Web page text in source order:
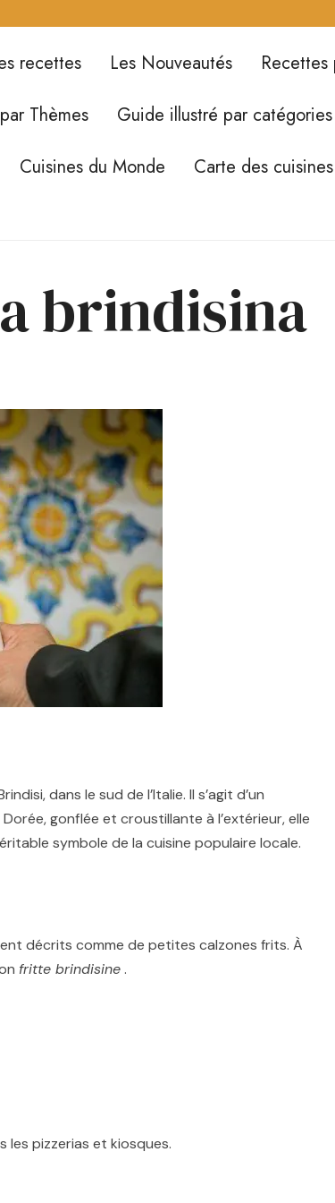
recettes Les Nouveautés
Thèmes
Guide illustré par catégories
Cuisines du Monde
Carte des
brindisina
, dans le sud de l’Italie. Il s’agit d’un
gonflée et croustillante à l’extérieur, elle
symbole de la cuisine populaire locale.
décrits comme de petites calzones frits. À
fritte brindisine.
les pizzerias et kiosques.